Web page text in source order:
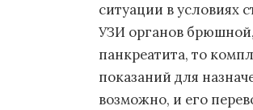
ситуации в условиях
УЗИ органов
панкреатита, то
показаний для
возможно, и его